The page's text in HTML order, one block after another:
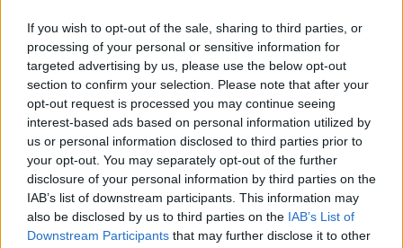
If you wish to opt-out of the sale, sharing to third parties, or
processing of your personal or sensitive information for
targeted advertising by us, please use the below opt-out
section to confirm your selection. Please note that after your
opt-out request is processed you may continue seeing
interest-based ads based on personal information utilized by
us or personal information disclosed to third parties prior to
your opt-out. You may separately opt-out of the further
disclosure of your personal information by third parties on the
IAB’s list of downstream participants. This information may
also be disclosed by us to third parties on the IAB’s List of
Downstream Participants that may further disclose it to other
ΑΘΛΗΤΙΣΜΟΣ
Παγκόσμιο παίδων πόλο: Η Ελλάδα νίκησε
Ισπανία και Ουγγαρία, αλλά την «έκοψε» ο